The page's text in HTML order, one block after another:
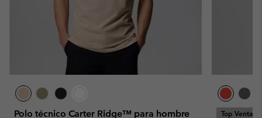
Polo técnico Carter Ridge™ para hombre Top Ventas